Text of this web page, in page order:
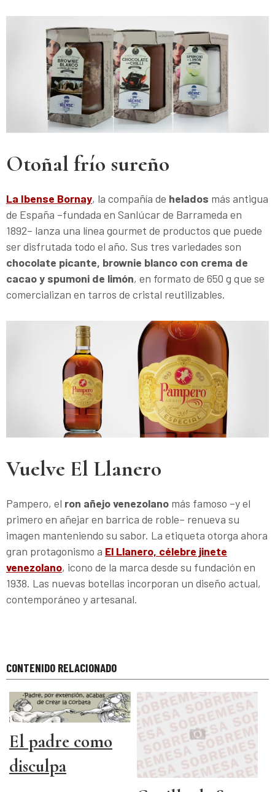
Otoñal frío sureño
La Ibense Bornay, la compañía de helados más antigua
de España –fundada en Sanlúcar de Barrameda en
1892– lanza una línea gourmet de productos que puede
ser disfrutada todo el año. Sus tres variedades son
chocolate picante, brownie blanco con crema de
cacao y spumoni de limón, en formato de 650 g que se
comercializan en tarros de cristal reutilizables.
Vuelve El Llanero
Pampero, el ron añejo venezolano más famoso –y el
primero en añejar en barrica de roble– renueva su
imagen manteniendo su sabor. La etiqueta otorga ahora
gran protagonismo a El Llanero, célebre jinete
venezolano, icono de la marca desde su fundación en
1938. Las nuevas botellas incorporan un diseño actual,
contemporáneo y artesanal.
CONTENIDO RELACIONADO
El padre como
disculpa